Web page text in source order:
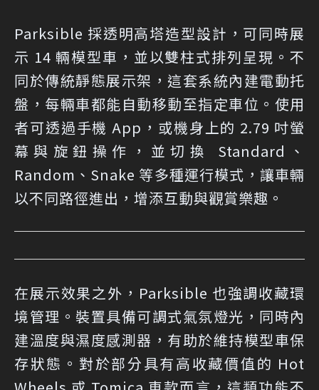
Parksible 採透明高塔造型設計，可同時展
示 14 輛模型車，並以雙柱式排列呈現。不
同於傳統靜態展示架，這套系統內建電動托
盤，每輛車都能自動移動至指定車位。使用
者可透過手機 App，或機身上的 2.79 吋螢
幕與旋鈕操作，並切換 Standard、
Random、Snake 等多種運行模式，讓車輛
以不同路徑進出，增添互動與觀賞樂趣。
在展示效果之外，Parksible 也強調收藏環
境管理。裝置具備可調式氣氛燈光，同時內
建溫度與濕度感測器，有助於維持模型車保
存狀態。對於部分具有高收藏價值的 Hot